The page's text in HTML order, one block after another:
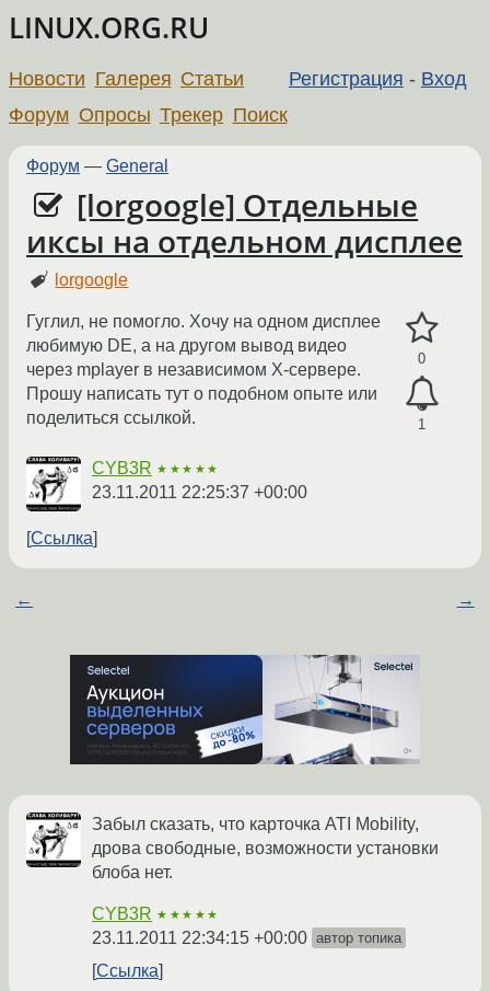
LINUX.ORG.RU
Регистрация - Вход
Новости Галерея Статьи
Форум Опросы Трекер Поиск
Форум — General
[lorgoogle] Отдельные
иксы на отдельном дисплее
lorgoogle
0
1
Гуглил, не помогло. Хочу на одном дисплее
любимую DE, а на другом вывод видео
через mplayer в независимом X-сервере.
Прошу написать тут о подобном опыте или
поделиться ссылкой.
CYB3R ★★★★★
23.11.2011 22:25:37 +00:00
Ссылка
← →
Забыл сказать, что карточка ATI Mobility,
дрова свободные, возможности установки
блоба нет.
CYB3R ★★★★★
23.11.2011 22:34:15 +00:00 автор топика
Ссылка